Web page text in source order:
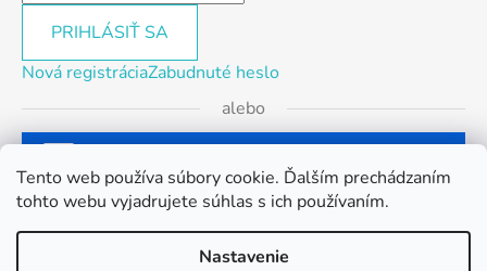
Tento web používa súbory cookie. Ďalším prechádzaním
tohto webu vyjadrujete súhlas s ich používaním.
Nastavenie
PRIHLÁSIŤ SA
Nová registráciaZabudnuté heslo
alebo
Prihlásiť sa cez Google